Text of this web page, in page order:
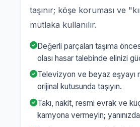
taşınır; köşe koruması ve
mutlaka kullanılır.
Değerli parçaları taşıma
olası hasar talebinde elinizi
Televizyon ve beyaz eşyayı
orijinal kutusunda taşıyın.
Takı, nakit, resmi evrak ve
kamyona vermeyin; yanınızda